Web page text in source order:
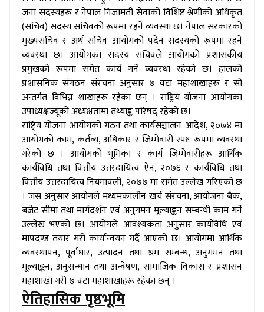
जना सदस्यहरू र नेपाल निजामती सेवाको विशिष्ट श्रेणीको अधिकृत
(सचिव) सदस्य सचिवको रूपमा रहने व्यवस्था छ। नेपाल सरकारको
मुख्यसचिव र अर्थ सचिव आयोगको पदेन सदस्यको रूपमा रहने
व्यवस्था छ। आयोगका सदस्य सचिवले आयोगको प्रशासकीय
प्रमुखको रूपमा समेत कार्य गर्ने व्यवस्था रहेको छ। हालको
प्रशासनिक संगठन संरचना अनुसार ७ वटा महाशाखाहरू र सो
अन्तर्गत विभिन्न शाखाहरू रहेका छन् । राष्ट्रिय योजना आयोगका
उपाध्यक्षज्यूको अध्यक्षतामा तथ्याङ्क परिषद् रहेको छ।
राष्ट्रिय योजना आयोगको गठन तथा कार्यसञ्चालन आदेश, २०७४ मा
आयोगको काम, कर्तव्य, अधिकार र जिम्मेवारी स्पष्ट रूपमा व्यवस्था
गरेको छ । आयोगको भूमिका र कार्य जिम्मेवारीहरू आर्थिक
कार्यविधि तथा वित्तीय उत्तरदायित्त्व ऐन, २०७६ र कार्यविधि तथा
वित्तीय उत्तरदायित्त्व नियमावली, २०७७ मा समेत उल्लेख गरिएको छ
। जस अनुसार आयोगले मध्यमकालीन खर्च संरचना, आयोजना बैंक,
बजेट सीमा तथा मार्गदर्शन एवं अनुगमन मूल्याङ्कन सम्बन्धी काम गर्ने
उल्लेख भएको छ। आयोगले आवश्यकता अनुसार कार्यविधि एवं
मापदण्ड तयार गरी कार्यान्वयन गर्दै आएको छ। आयोगमा आर्थिक
व्यवस्थापन, पूर्वाधार, उत्पादन तथा श्रम सम्बन्ध, अनुगमन तथा
मूल्याङ्कन, अनुसन्धान तथा अन्वेषण, सामाजिक विकास र प्रशासन
महाशाखा गरी ७ वटा महाशाखाहरू रहेका छन् ।
ऐतिहासिक पृष्ठभूमि